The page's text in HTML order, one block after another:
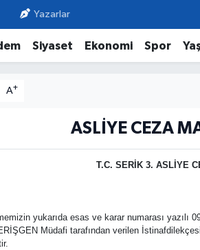
Yazarlar
Siyaset Ekonomi Spor
A+
ASLİYE CEZA
T.C. SERİK 3. ASLİYE
yukarıda esas ve karar numarası yazılı
Müdafi tarafından verilen